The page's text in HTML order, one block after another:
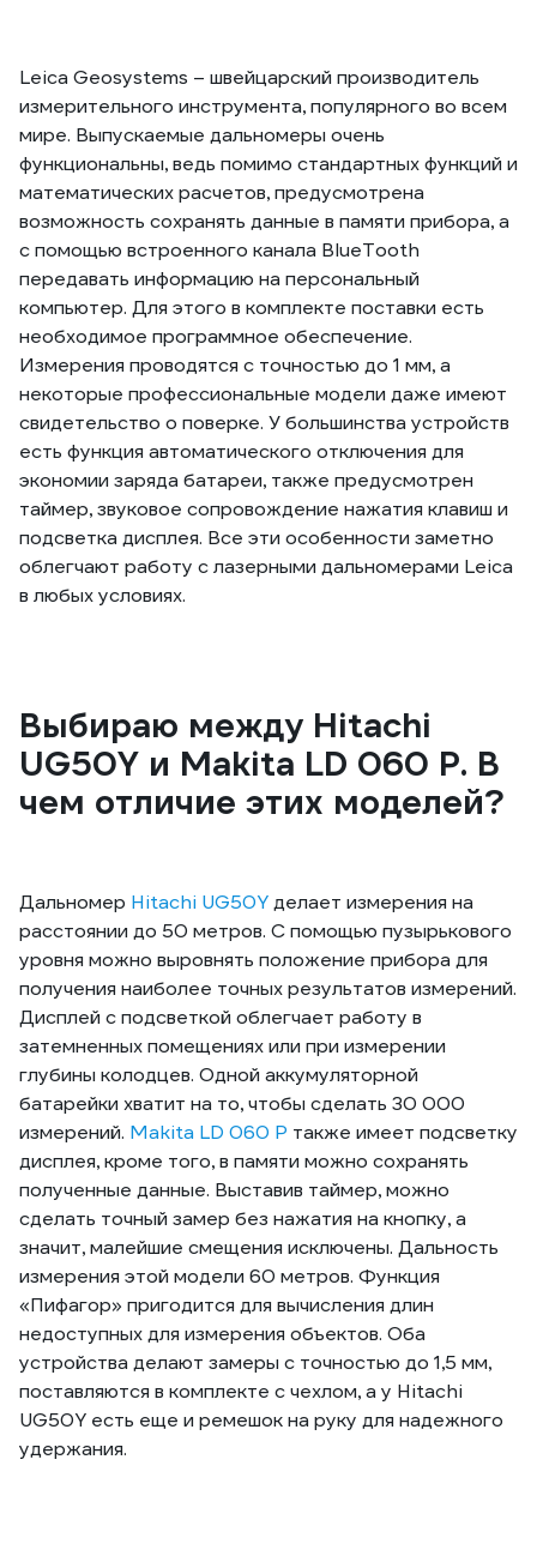
Leica Geosystems – швейцарский производитель
измерительного инструмента, популярного во всем
мире. Выпускаемые дальномеры очень
функциональны, ведь помимо стандартных функций и
математических расчетов, предусмотрена
возможность сохранять данные в памяти прибора, а
с помощью встроенного канала BlueTooth
передавать информацию на персональный
компьютер. Для этого в комплекте поставки есть
необходимое программное обеспечение.
Измерения проводятся с точностью до 1 мм, а
некоторые профессиональные модели даже имеют
свидетельство о поверке. У большинства устройств
есть функция автоматического отключения для
экономии заряда батареи, также предусмотрен
таймер, звуковое сопровождение нажатия клавиш и
подсветка дисплея. Все эти особенности заметно
облегчают работу с лазерными дальномерами Leica
в любых условиях.
Выбираю между Hitachi
UG50Y и Makita LD 060 P. В
чем отличие этих моделей?
Дальномер Hitachi UG50Yделает измерения на
расстоянии до 50 метров. С помощью пузырькового
уровня можно выровнять положение прибора для
получения наиболее точных результатов измерений.
Дисплей с подсветкой облегчает работу в
затемненных помещениях или при измерении
глубины колодцев. Одной аккумуляторной
батарейки хватит на то, чтобы сделать 30 000
измерений. Makita LD 060 P также имеет подсветку
дисплея, кроме того, в памяти можно сохранять
полученные данные. Выставив таймер, можно
сделать точный замер без нажатия на кнопку, а
значит, малейшие смещения исключены. Дальность
измерения этой модели 60 метров. Функция
«Пифагор» пригодится для вычисления длин
недоступных для измерения объектов. Оба
устройства делают замеры с точностью до 1,5 мм,
поставляются в комплекте с чехлом, а у Hitachi
UG50Y есть еще и ремешок на руку для надежного
удержания.